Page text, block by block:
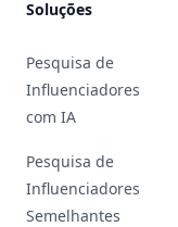
Soluções
Pesquisa de
Influenciadores
com IA
Pesquisa de
Influenciadores
Semelhantes